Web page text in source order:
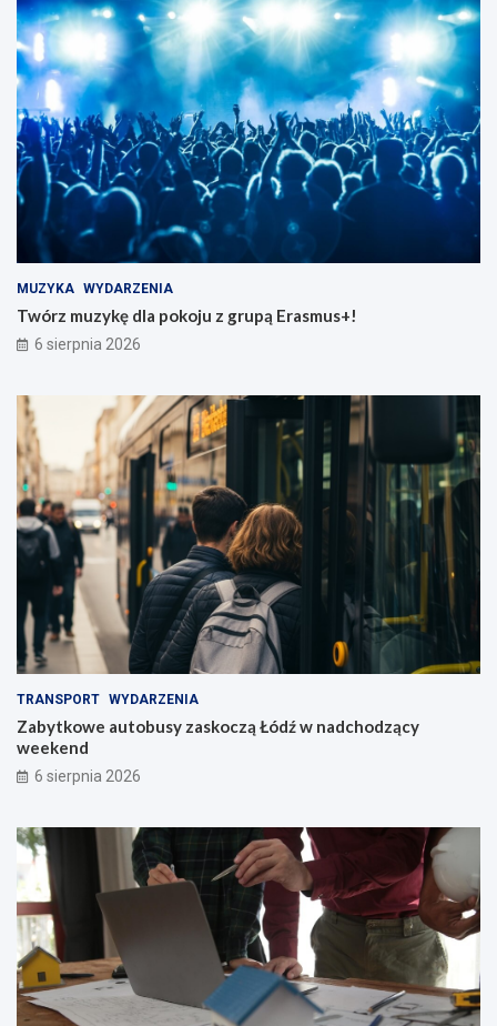
MUZYKA WYDARZENIA
Twórz muzykę dla pokoju z grupą Erasmus+!
6 sierpnia 2026
TRANSPORT WYDARZENIA
Zabytkowe autobusy zaskoczą Łódź w nadchodzący
weekend
6 sierpnia 2026